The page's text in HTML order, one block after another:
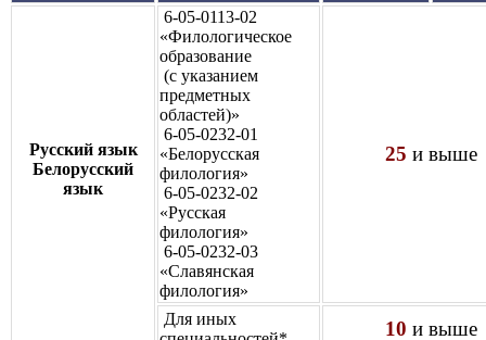
Русский язык
Белорусский
язык
6-05-0113-02
«Филологическое
образование
(с указанием
предметных
областей)»
6-05-0232-01
«Белорусская
филология»
6-05-0232-02
«Русская
филология»
6-05-0232-03
«Славянская
филология»
25 и выше
Для иных
10 и выше